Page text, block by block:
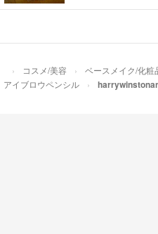
コスメ/美容 ベースメイク/化粧
アイブロウペンシル